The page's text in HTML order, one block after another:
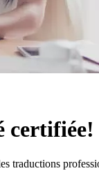
certifiée!
traductions